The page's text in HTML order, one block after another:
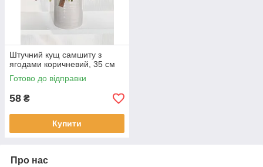
Штучний кущ самшиту з
ягодами коричневий, 35 см
Готово до відправки
58 ₴
Купити
Про нас